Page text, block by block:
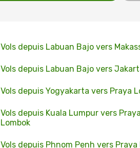
Vols depuis Labuan Bajo vers
Vols depuis Labuan Bajo vers
Vols depuis Yogyakarta vers Praya
Vols depuis Kuala Lumpur vers Praya
Lombok
Vols depuis Phnom Penh vers Praya